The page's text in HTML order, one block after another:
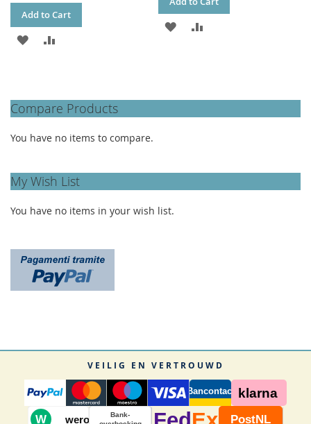
Add to Cart
ADD
LIST
ADD
LIST
Compare Products
You have no items to compare.
My Wish List
You have no items in your wish list.
VEILIG EN VERTROUWD
Bancontact klarna
W wero
Bank-
PostNL